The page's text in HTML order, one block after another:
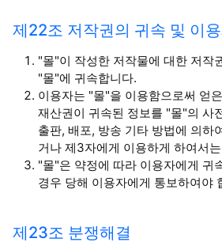
제22조 저작권의 귀속 및 이
"몰"이 작성한 저작물에 대한 저작
"몰"에 귀속합니다.
이용자는 "몰"을 이용함으로써 얻
재산권이 귀속된 정보를 "몰"의 사
출판, 배포, 방송 기타 방법에 의하
거나 제3자에게 이용하게 하여서
"몰"은 약정에 따라 이용자에게 귀
경우 당해 이용자에게 통보하여야
제23조 분쟁해결